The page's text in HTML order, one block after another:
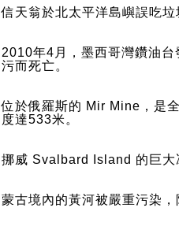
信天翁於北太平洋島嶼誤吃垃
2010年4月，墨西哥灣鑽油
污而死亡。
位於俄羅斯的 Mir Mine，是
度達533米。
挪威 Svalbard Island 的巨大
蒙古境內的黃河被嚴重污染